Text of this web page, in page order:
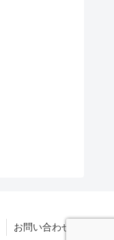
お問い合わせ